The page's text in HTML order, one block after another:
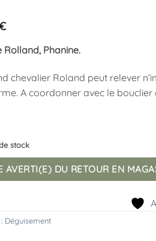
Rolland, Phanine.
chevalier Roland peut relever
A coordonner avec le
stock
AVERTI(E) DU RETOUR EN
Déguisement